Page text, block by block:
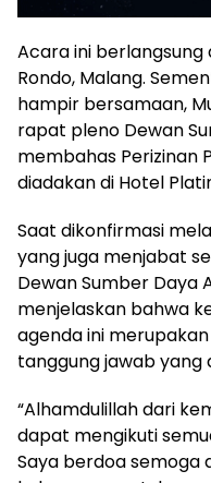
Acara ini berlangsung
Rondo, Malang.
hampir bersamaan,
rapat pleno Dewan
membahas Perizinan
diadakan di Hotel
Saat dikonfirmasi
yang juga menjabat
Dewan Sumber Daya
menjelaskan bahwa
agenda ini
tanggung jawab yang
“Alhamdulillah dari
dapat mengikuti
Saya berdoa semoga